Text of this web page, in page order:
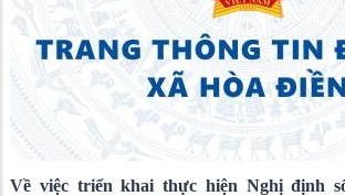
Về việc triển khai thực hiện Nghị định